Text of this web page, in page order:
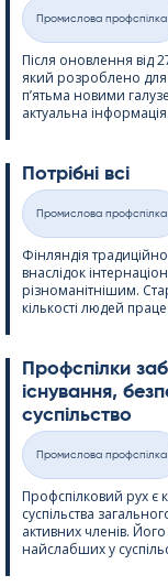
Категорії
Промислова профспілка
Після оновлення від
який розроблено для
п’ятьма новими
актуальна
Потрібні всі
Категорії
Промислова профспілка
Фінляндія
внаслідок
різноманітнішим.
кількості людей
Профспілки
існування,
суспільство
Категорії
Промислова профспілка
Профспілковий рух є
суспільства
активних членів.
найслабших у